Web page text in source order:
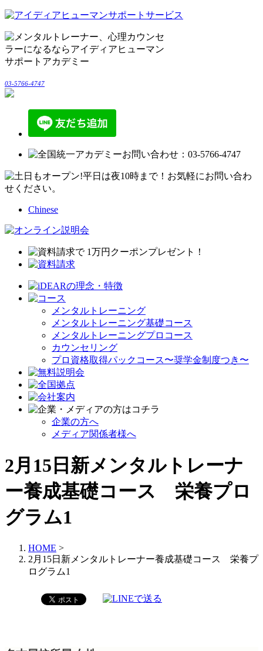
03-5766-4747
Chinese
メンタルトレーニング
メンタルトレーニング基礎コース
メンタルトレーニングプロコース
カウンセリング
プロ資格取得パックコース〜奨学金制度つき〜
企業の方へ
メディア関係者様へ
2月15日新メンタルトレーナ
ー養成基礎コース 栄養プロ
グラム1
HOME >
2月15日新メンタルトレーナー養成基礎コース 栄養プ
ログラム1